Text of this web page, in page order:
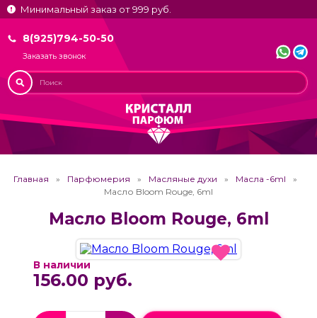
Минимальный заказ от 999 руб.
8(925)794-50-50
Заказать звонок
Главная Парфюмерия Масляные духи
Масла -6ml
Масло Bloom Rouge, 6ml
Масло Bloom Rouge, 6ml
В наличии
156.00 руб.